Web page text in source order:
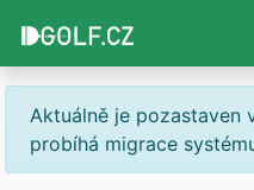
Aktuálně je pozastaven
probíhá migrace